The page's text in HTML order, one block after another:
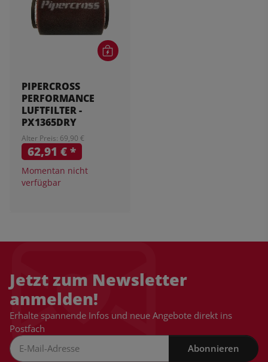
PIPERCROSS
PERFORMANCE
LUFTFILTER -
PX1365DRY
Alter Preis: 69,90 €
62,91 €*
Momentan nicht
verfügbar
Jetzt zum Newsletter
anmelden!
Erhalte spannende Infos und neue Angebote direkt ins
Postfach
Abonnieren